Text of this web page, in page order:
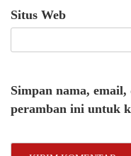
Situs Web
Simpan nama, email,
peramban ini untuk